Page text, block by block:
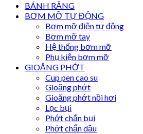
BÁNH RĂNG
BƠM MỠ TỰ ĐỘNG
Bơm mỡ điện tự động
Bơm mỡ tay
Hệ thống bơm mỡ
Phụ kiện bơm mỡ
GIOĂNG PHỚT
Cup pen cao su
Gioăng phớt
Gioăng phớt nồi hơi
Lọc bụi
Phớt chắn bụi
Phớt chắn dầu